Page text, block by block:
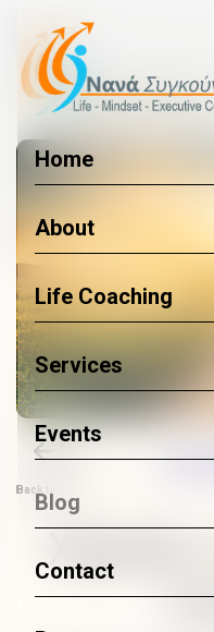
Home
About
Life Coaching
Services
Events
Blog
Contact
Back to Blog